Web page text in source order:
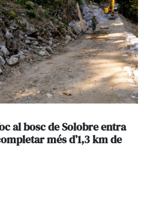
al bosc de Solobre entra
més d’1,3 km de